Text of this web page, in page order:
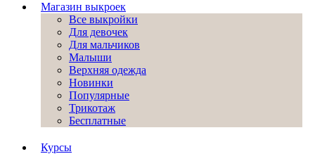
Магазин выкроек
Все выкройки
Для девочек
Для мальчиков
Малыши
Верхняя одежда
Новинки
Популярные
Трикотаж
Бесплатные
Курсы